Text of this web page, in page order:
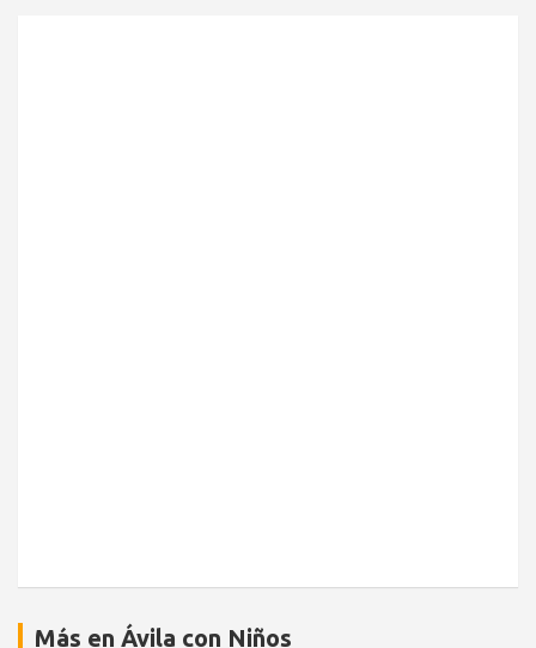
Más en Ávila con Niños